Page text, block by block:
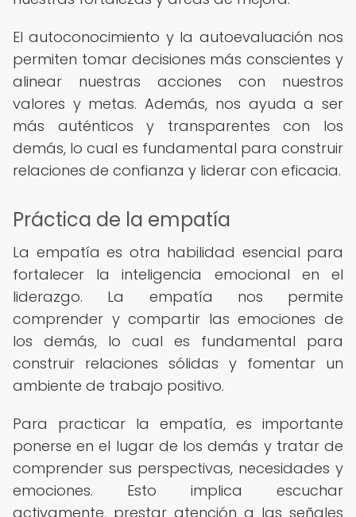
El autoconocimiento y la autoevaluación nos
permiten tomar decisiones más conscientes y
alinear nuestras acciones con nuestros
valores y metas. Además, nos ayuda a ser
más auténticos y transparentes con los
demás, lo cual es fundamental para construir
relaciones de confianza y liderar con eficacia.
Práctica de la empatía
La empatía es otra habilidad esencial para
fortalecer la inteligencia emocional en el
liderazgo. La empatía nos permite
comprender y compartir las emociones de
los demás, lo cual es fundamental para
construir relaciones sólidas y fomentar un
ambiente de trabajo positivo.
Para practicar la empatía, es importante
ponerse en el lugar de los demás y tratar de
comprender sus perspectivas, necesidades y
emociones. Esto implica escuchar
activamente, prestar atención a las señales